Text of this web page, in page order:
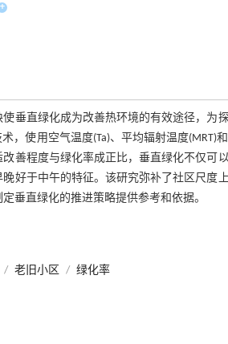
+
垂直绿化成为改善热环境的有效途径，为
术，使用空气温度(Ta)、平均辐射温度
改善程度与绿化率成正比，垂直绿化不仅可
好于中午的特征。该研究弥补了社区尺度
垂直绿化的推进策略提供参考和依据。
/ 老旧小区 / 绿化率